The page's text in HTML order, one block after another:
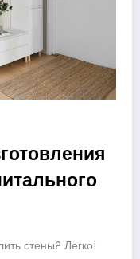
стены? Легко!